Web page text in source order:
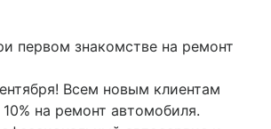
первом знакомстве на ремонт
Всем новым клиентам
на ремонт автомобиля.